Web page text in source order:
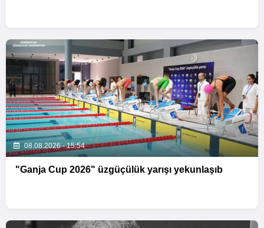
08.08.2026 - 15:54
"Ganja Cup 2026" üzgüçülük yarışı yekunlaşıb